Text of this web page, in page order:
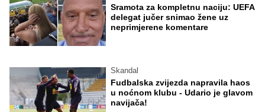
Sramota za kompletnu naciju: UEFA
delegat jučer snimao žene uz
neprimjerene komentare
Skandal
Fudbalska zvijezda napravila haos
u noćnom klubu - Udario je glavom
navijača!